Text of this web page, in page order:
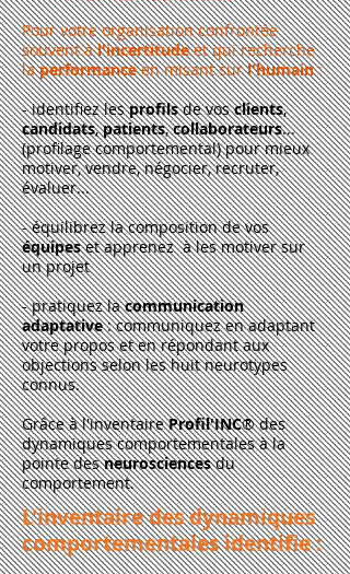
Pour votre organisation confrontée
souvent àl'incertitudeet qui recherche
laperformanceen misant surl'humain:
​- identifiez lesprofilsde vosclients,
candidats,patients,collaborateurs...
(profilage comportemental) pour mieux
motiver, vendre, négocier, recruter,
évaluer...
- équilibrez la composition de vos
équipeset apprenez à les motiver sur
un projet
- pratiquez lacommunication
adaptative: communiquez en adaptant
votre propos et en répondant aux
objections selon les huit neurotypes
connus.
Grâce à l'inventaireProfil'INC® des
dynamiques comportementales à la
pointe desneurosciencesdu
comportement.
L'inventaire des dynamiques
comportementales identifie :